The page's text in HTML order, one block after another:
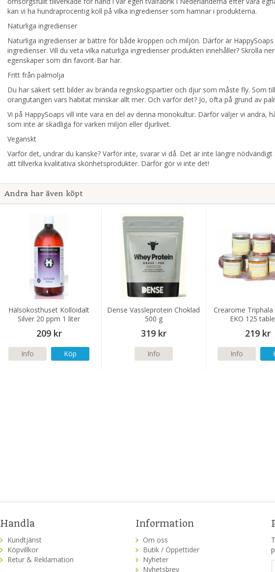
kan vi ha hundraprocentig koll på vilka ingredienser som hamnar i produkterna.
Naturliga ingredienser
Naturliga ingredienser är bättre för både kroppen och miljön. Därför är
ingredienser. Vill du veta vilka naturliga ingredienser produkten innehåller? Skrolla
egenskaper som din favorit-Bar har.
Fritt från palmolja
Du har säkert sett bilder av brända regnskogspartier och djur som måste fly. Som
orangutangen vars habitat minskar allt mer. Och varför det? Jo, ofta på grund av
Vi på HappySoaps vill inte vara en del av denna monokultur. Därför väljer vi andra,
som inte är skadliga för varken miljön eller djurlivet.
Veganskt
Varför det, undrar du kanske? Varför inte, svarar vi då. Det är inte längre
att tillverka kvalitativa skönhetsprodukter. Därför gör vi inte det!
Andra har även köpt
Hälsokosthuset Kolloidalt
Silver 20 ppm 1 liter
209 kr
Info Köp
Dense Vassleprotein Choklad
500 g
319 kr
Info
Crearome
EKO 125
219 kr
Info
Handla
Kundtjänst
Köpvillkor
Retur & Reklamation
Information
Om oss
Butik / Öppettider
Nyheter
Nyhetsbrev